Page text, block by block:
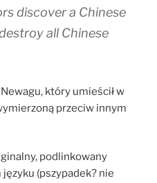
discover a Chinese
all Chinese
który umieścił w
przeciw innym
podlinkowany
języku (pszypadek? nie